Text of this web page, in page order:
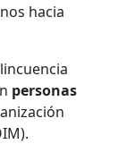
hacia
personas